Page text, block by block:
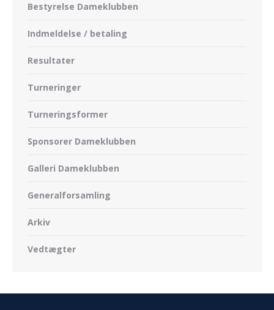
Bestyrelse Dameklubben
Indmeldelse / betaling
Resultater
Turneringer
Turneringsformer
Sponsorer Dameklubben
Galleri Dameklubben
Generalforsamling
Arkiv
Vedtægter